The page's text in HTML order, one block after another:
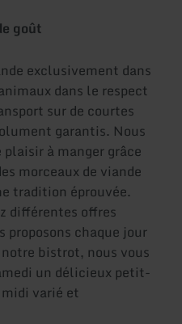
goût
exclusivement dans
dans le respect
sur de courtes
garantis. Nous
à manger grâce
morceaux de viande
tradition éprouvée.
différentes offres
proposons chaque jour
bistrot, nous vous
un délicieux petit-
varié et